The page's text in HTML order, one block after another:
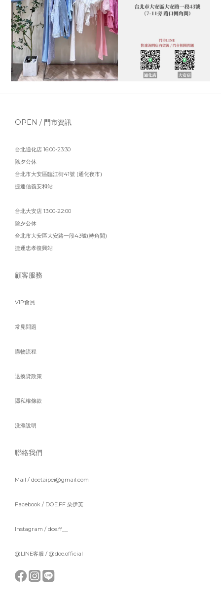
OPEN / 門市資訊
台北通化店 16:00-23:30
除夕公休
台北市大安區臨江街41號 (通化夜市)
捷運信義安和站
台北大安店 13:00-22:00
除夕公休
台北市大安區大安路一段43號(轉角間)
捷運忠孝復興站
顧客服務
VIP會員
常見問題
購物流程
退換貨政策
隱私權條款
洗滌說明
聯絡我們
Mail / doetaipei@gmail.com
Facebook / DOE.FF 朵伊芙
Instagram / doe.ff__
@LINE客服 / @doe.official